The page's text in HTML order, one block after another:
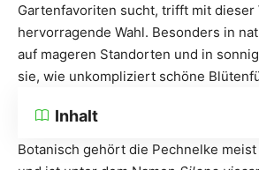
Gartenfavoriten sucht, trifft mit dieser
hervorragende Wahl. Besonders in
auf mageren Standorten und in
sie, wie unkompliziert schöne
Inhalt
Botanisch gehört die Pechnelke